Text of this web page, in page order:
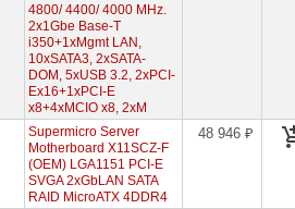
4800/ 4400/ 4000 MHz.
2x1Gbe Base-T
i350+1xMgmt LAN,
10xSATA3, 2xSATA-
DOM, 5xUSB 3.2, 2xPCI-
Ex16+1xPCI-E
x8+4xMCIO x8, 2xM
Supermicro Server
Motherboard X11SCZ-F
(OEM) LGA1151 PCI-E
SVGA 2xGbLAN SATA
RAID MicroATX 4DDR4
48 946 ₽